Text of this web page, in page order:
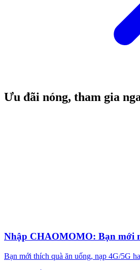
Ưu đãi nóng, tham gia
Nhập CHAOMOMO: Bạn mới
Bạn mới thích quà ăn uống, nạp 4G/5G